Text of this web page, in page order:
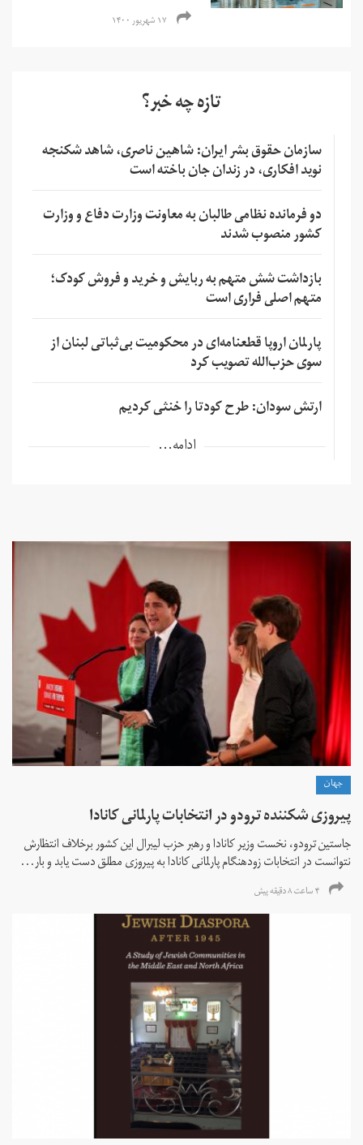
۱۷ شهریور ۱۴۰۰
تازه چه خبر؟
سازمان حقوق بشر ایران: شاهین ناصری، شاهد شکنجه
نوید افکاری، در زندان جان باخته است
دو فرمانده نظامی طالبان به معاونت وزارت دفاع و وزارت
کشور منصوب شدند
بازداشت شش متهم به ربایش و خرید و فروش کودک؛
متهم اصلی فراری است
پارلمان اروپا قطعنامه‌ای در محکومیت بی‌ثباتی لبنان از
سوی حزب‌الله تصویب کرد
ارتش سودان: طرح کودتا را خنثی کردیم
ادامه...
جهان
پیروزی شکننده ترودو در انتخابات پارلمانی کانادا
جاستین ترودو، نخست وزیر کانادا و رهبر حزب لیبرال این کشور برخلاف انتظارش
نتوانست در انتخابات زود‌هنگام پارلمانی کانادا به پیروزی مطلق دست یابد و بار...
۴ ساعت ۸ دقیقه پیش